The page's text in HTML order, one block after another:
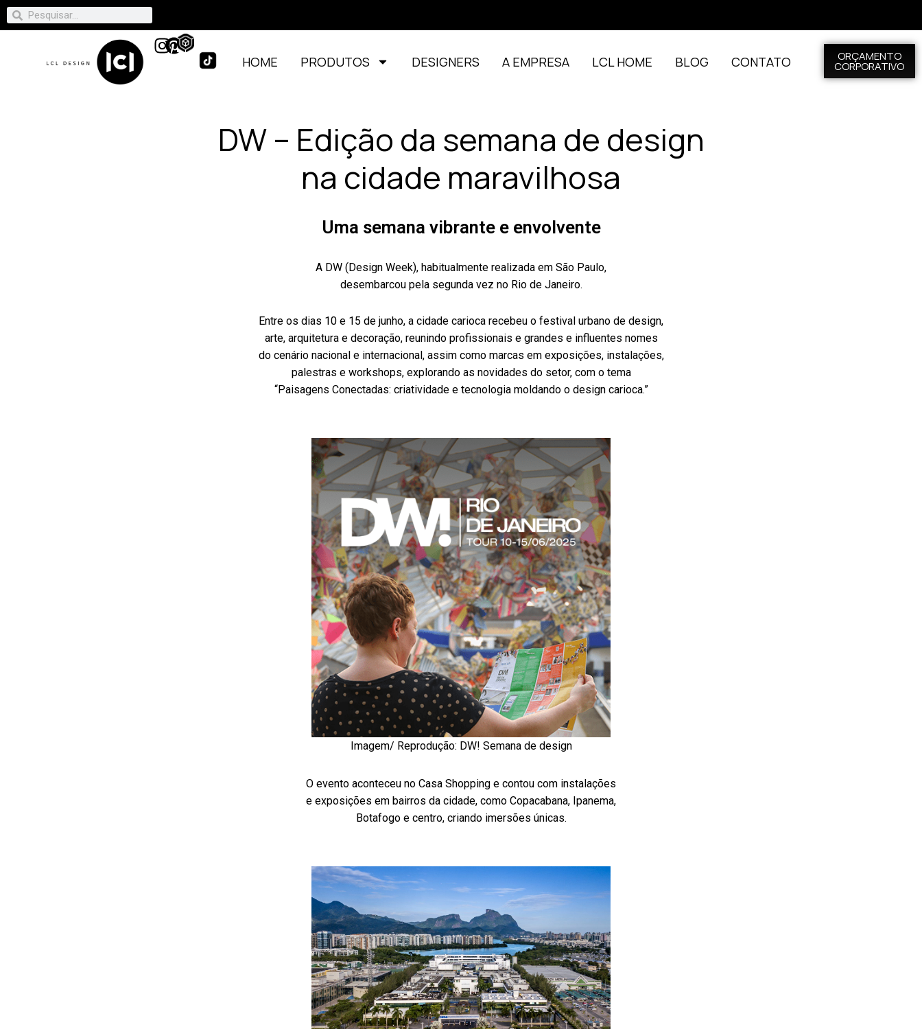
HOME PRODUTOS DESIGNERS A EMPRESA LCL HOME BLOG CONTATO ORÇAMENTO
CORPORATIVO
DW – Edição da semana de design
na cidade maravilhosa
Uma semana vibrante e envolvente
A DW (Design Week), habitualmente realizada em São Paulo,
desembarcou pela segunda vez no Rio de Janeiro.
Entre os dias 10 e 15 de junho, a cidade carioca recebeu o festival urbano de design,
arte, arquitetura e decoração, reunindo profissionais e grandes e influentes nomes
do cenário nacional e internacional, assim como marcas em exposições, instalações,
palestras e workshops, explorando as novidades do setor, com o tema
“Paisagens Conectadas: criatividade e tecnologia moldando o design carioca.”
Imagem/ Reprodução: DW! Semana de design
O evento aconteceu no Casa Shopping e contou com instalações
e exposições em bairros da cidade, como Copacabana, Ipanema,
Botafogo e centro, criando imersões únicas.